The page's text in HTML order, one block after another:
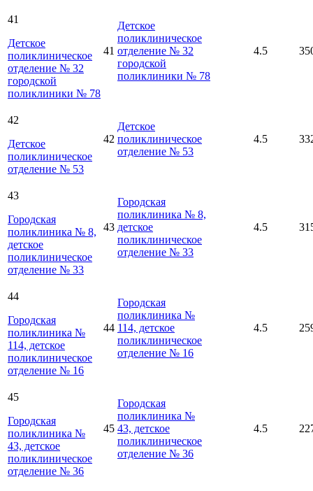
41
Детское
поликлиническое
отделение № 32
городской
поликлиники № 78
41
Детское
поликлиническое
отделение № 32
городской
поликлиники № 78
4.5
42
Детское
поликлиническое
отделение № 53
42
Детское
поликлиническое
отделение № 53
4.5
43
Городская
поликлиника № 8,
детское
поликлиническое
отделение № 33
43
Городская
поликлиника № 8,
детское
поликлиническое
отделение № 33
4.5
44
Городская
поликлиника №
114, детское
поликлиническое
отделение № 16
44
Городская
поликлиника №
114, детское
поликлиническое
отделение № 16
4.5
45
Городская
поликлиника №
43, детское
поликлиническое
отделение № 36
45
Городская
поликлиника №
43, детское
поликлиническое
отделение № 36
4.5